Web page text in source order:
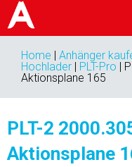
Home | Anhänger
Hochlader | PLT-Pro |
Aktionsplane 165
PLT-2
Aktionsplane